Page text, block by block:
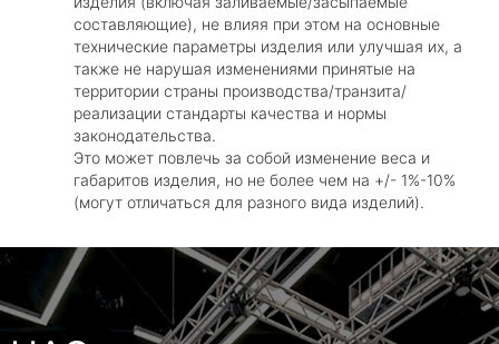
составляющие), не влияя при этом на основные
технические параметры изделия или улучшая их, а
также не нарушая изменениями принятые на
территории страны производства/транзита/
реализации стандарты качества и нормы
законодательства.
Это может повлечь за собой изменение веса и
габаритов изделия, но не более чем на +/- 1%-10%
(могут отличаться для разного вида изделий).